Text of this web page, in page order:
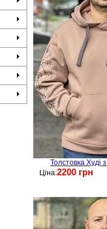
Толстовка Худі
Ціна:2200 грн